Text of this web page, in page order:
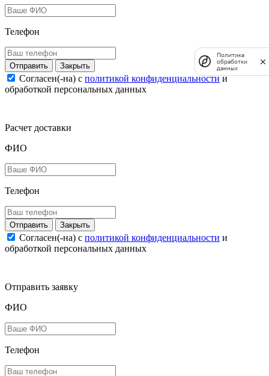
Телефон
Закрыть
Согласен(-на) c политикой конфиденциальностии
обработкой персональных данных
Расчет доставки
ФИО
Телефон
Закрыть
Согласен(-на) c политикой конфиденциальности и
обработкой персональных данных
Отправить заявку
ФИО
Телефон
Политика
обработки
данных